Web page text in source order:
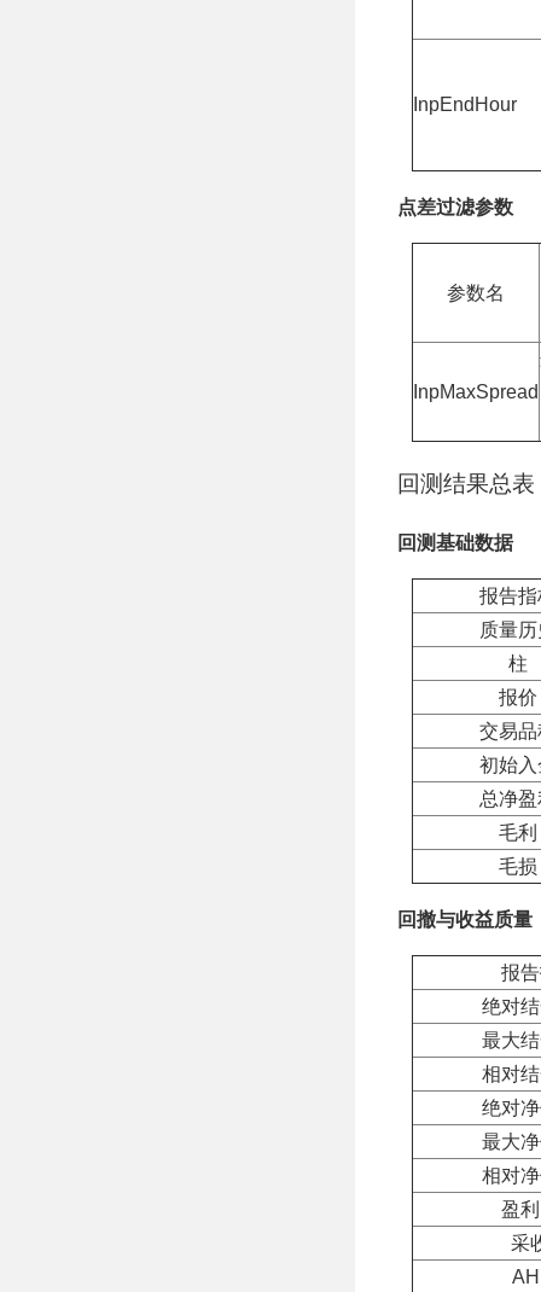
InpEndHour
点差过滤参数
参数名
InpMaxSpread
回测结果总表
回测基础数据
报告指
质量
柱
报价
交易品
初始入
总净
毛利
毛损
回撤与收益质量
报
绝对
最大
相对
绝对
最大
相对
盈
采